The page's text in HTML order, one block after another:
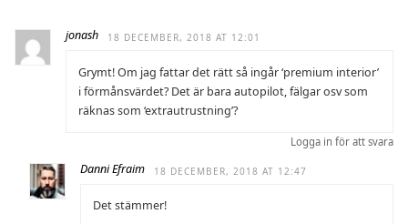
jonash 18 DECEMBER, 2018 AT 12:01
Grymt! Om jag fattar det rätt så ingår ‘premium interior’
i förmånsvärdet? Det är bara autopilot, fälgar osv som
räknas som ‘extrautrustning’?
Logga in för att svara
Danni Efraim 18 DECEMBER, 2018 AT 12:47
Det stämmer!